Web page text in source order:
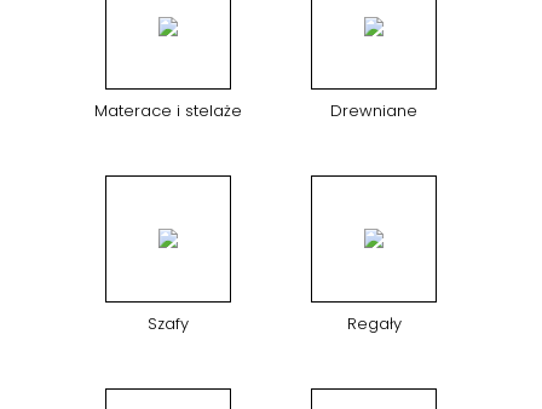
Materace i stelaże Drewniane
Szafy Regały